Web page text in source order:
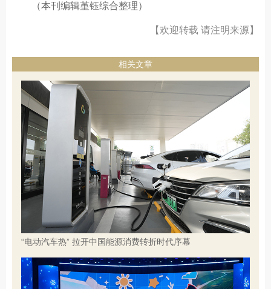
（本刊编辑堇钰综合整理）
【欢迎转载 请注明来源】
相关文章
“电动汽车热” 拉开中国能源消费转折时代序幕